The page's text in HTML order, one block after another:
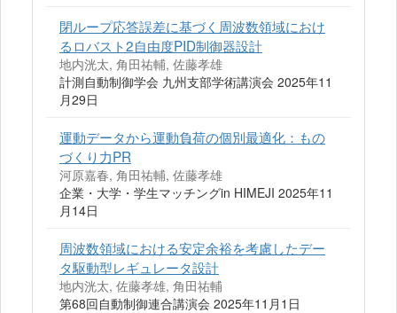
閉ループ応答誤差に基づく周波数領域におけ
るロバスト2自由度PID制御器設計
地内洸太, 角田祐輔, 佐藤孝雄
計測自動制御学会 九州支部学術講演会 2025年11
月29日
運動データから運動負荷の個別最適化：もの
づくり力PR
河原嘉春, 角田祐輔, 佐藤孝雄
企業・大学・学生マッチングin HIMEJI 2025年11
月14日
周波数領域における安定余裕を考慮したデー
タ駆動型レギュレータ設計
地内洸太, 佐藤孝雄, 角田祐輔
第68回自動制御連合講演会 2025年11月1日